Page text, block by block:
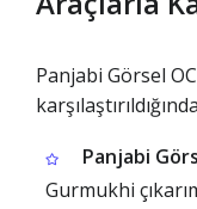
Panjabi Görsel
Panjabi
Gurmukhi